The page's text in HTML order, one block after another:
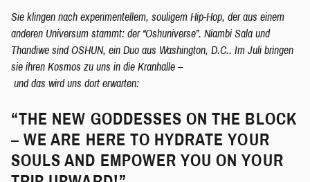
Sie klingen nach experimentellem, souligem Hip-Hop, der aus einem
anderen Universum stammt: der “Oshuniverse”. Niambi Sala und
Thandiwe sind OSHUN, ein Duo aus Washington, D.C.. Im Juli bringen
sie ihren Kosmos zu uns in die Kranhalle –
und das wird uns dort erwarten:
“THE NEW GODDESSES ON THE BLOCK
– WE ARE HERE TO HYDRATE YOUR
SOULS AND EMPOWER YOU ON YOUR